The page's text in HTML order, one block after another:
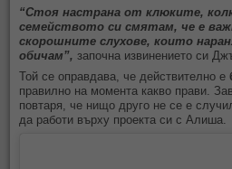
“Стоя настрана от клюките,
семейството си смятам, че е
скорошните слухове, които
обичам”, започна извинението си
Той се оправдава, че действително е
правилно на момента какво прави.
повтаря, че нищо друго не се е
да работи върху проекта си с Алиша.